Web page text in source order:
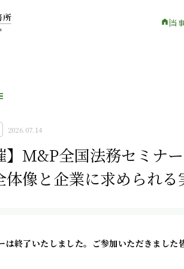
当
2026.07.14
】M&P全国法務セミナ
像と企業に求められる
終了いたしました。ご参加いただきました